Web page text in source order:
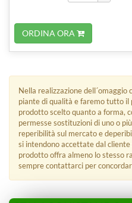
ORDINA ORA
Nella realizzazione
piante di qualità e faremo tutto il
prodotto scelto quanto a forma,
permesse sostituzioni di uno o
reperibilità sul mercato e
si intendono accettate dal
prodotto offra almeno lo stesso
sempre contattarci per